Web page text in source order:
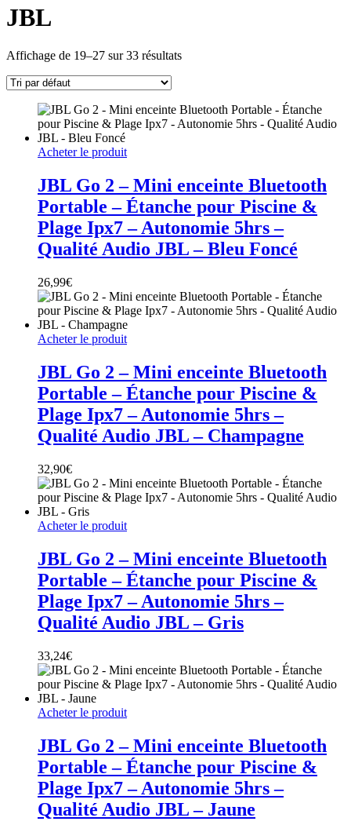
JBL
Affichage de 19–27 sur 33 résultats
Acheter le produit
JBL Go 2 – Mini enceinte Bluetooth
Portable – Étanche pour Piscine &
Plage Ipx7 – Autonomie 5hrs –
Qualité Audio JBL – Bleu Foncé
26,99€
Acheter le produit
JBL Go 2 – Mini enceinte Bluetooth
Portable – Étanche pour Piscine &
Plage Ipx7 – Autonomie 5hrs –
Qualité Audio JBL – Champagne
32,90€
Acheter le produit
JBL Go 2 – Mini enceinte Bluetooth
Portable – Étanche pour Piscine &
Plage Ipx7 – Autonomie 5hrs –
Qualité Audio JBL – Gris
33,24€
Acheter le produit
JBL Go 2 – Mini enceinte Bluetooth
Portable – Étanche pour Piscine &
Plage Ipx7 – Autonomie 5hrs –
Qualité Audio JBL – Jaune